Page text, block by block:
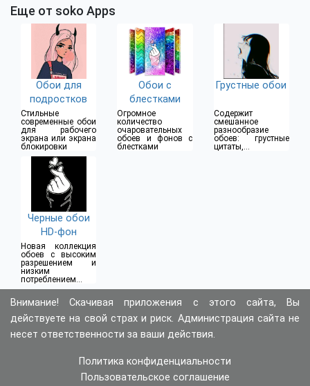
Еще от soko Apps
Обои для
подростков
Стильные
современные обои
для рабочего
экрана или экрана
блокировки
Обои с
блестками
Огромное
количество
очаровательных
обоев и фонов с
блестками
Грустные обои
Содержит
смешанное
разнообразие
обоев: грустные
цитаты,
Черные обои
HD-фон
Новая коллекция
обоев с высоким
разрешением и
низким
потреблением
батареи
Внимание! Скачивая приложения с этого сайта, Вы
действуете на свой страх и риск. Администрация сайта не
несет ответственности за ваши действия.
Политика конфиденциальности
Пользовательское соглашение